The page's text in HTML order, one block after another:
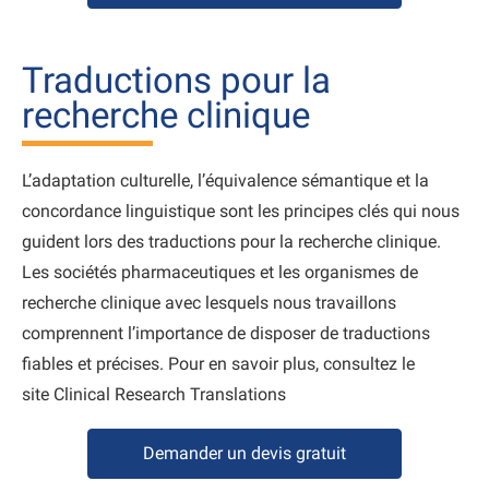
Traductions pour la
recherche clinique
L’adaptation culturelle, l’équivalence sémantique et la
concordance linguistique sont les principes clés qui nous
guident lors des traductions pour la recherche clinique.
Les sociétés pharmaceutiques et les organismes de
recherche clinique avec lesquels nous travaillons
comprennent l’importance de disposer de traductions
fiables et précises. Pour en savoir plus, consultez le
site Clinical Research Translations
Demander un devis gratuit